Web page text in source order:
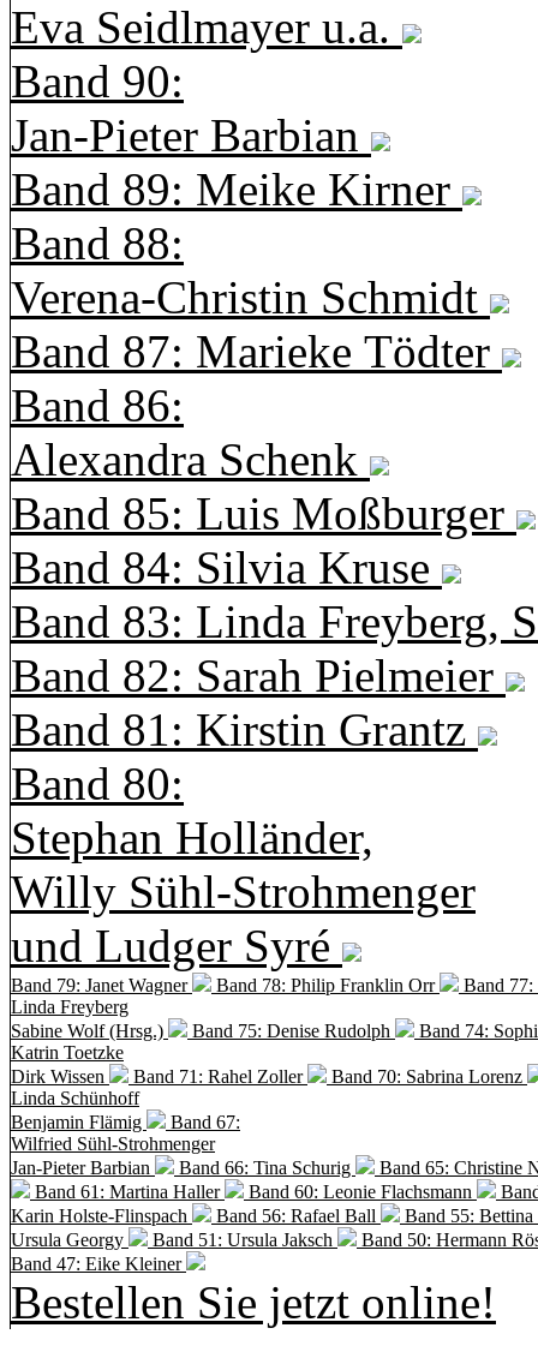
Eva Seidlmayer u.a.
Band 90:
Jan-Pieter Barbian
Band 89: Meike Kirner
Band 88:
Verena-Christin Schmidt
Band 87: Marieke Tödter
Band 86:
Alexandra Schenk
Band 85: Luis Moßburger
Band 84: Silvia Kruse
Band 83: Linda Freyberg,
Band 82: Sarah Pielmeier
Band 81: Kirstin Grantz
Band 80:
Stephan Holländer,
Willy Sühl-Strohmenger
und Ludger Syré
Band 79: Janet Wagner Band 78: Philip Franklin Orr
Band
Linda Freyberg
Sabine Wolf (Hrsg.)
Band 75: Denise Rudolph
Band 74:
Katrin Toetzke
Dirk Wissen
Band 71: Rahel Zoller
Band 70: Sabrina Lorenz
Linda Schünhoff
Benjamin Flämig
Band 67:
Wilfried Sühl-Strohmenger
Jan-Pieter Barbian
Band 66: Tina Schurig
Band 65: Christine
Band 61: Martina Haller
Band 60: Leonie Flachsmann
Karin Holste-Flinspach
Band 56: Rafael Ball
Band 55:
Ursula Georgy
Band 51: Ursula Jaksch Band 50: Hermann
Band 47: Eike Kleiner
Bestellen Sie jetzt online!